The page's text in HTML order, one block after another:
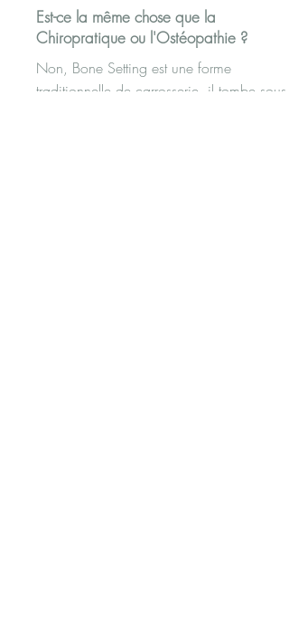
Est-ce la même chose que la
Chiropratique ou l'Ostéopathie ?
Non, Bone Setting est une forme
traditionnelle de carrosserie, il tombe sous